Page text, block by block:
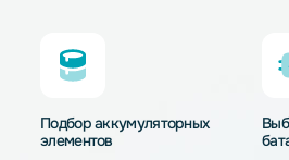
Подбор аккумуляторных
элементов